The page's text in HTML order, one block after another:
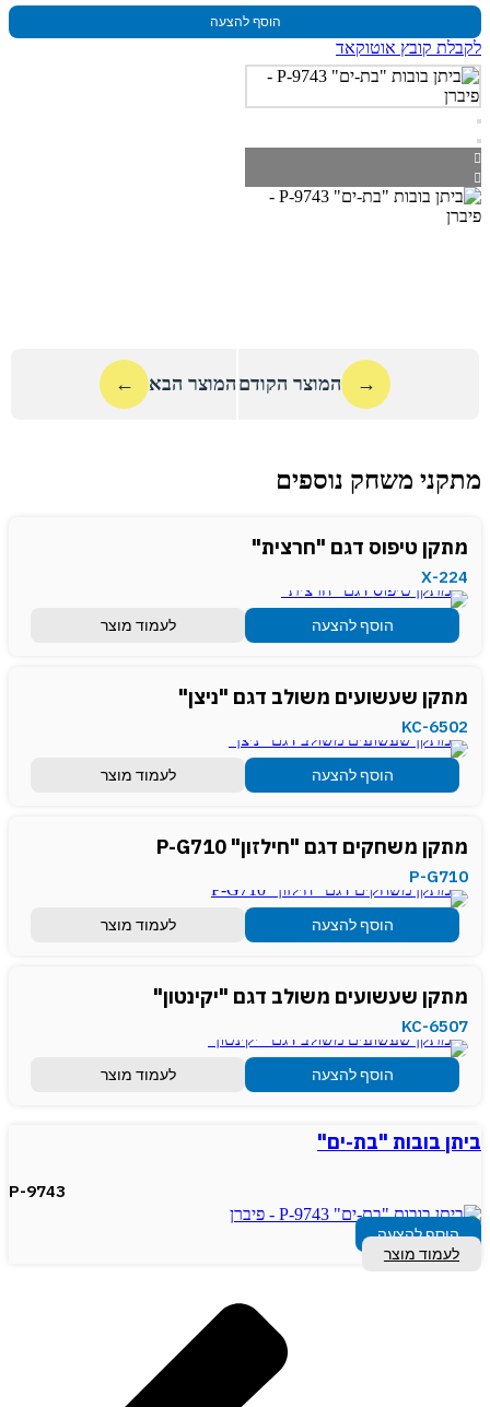
הוסף להצעה
לקבלת קובץ אוטוקאד
→ המוצר הקודםהמוצר הבא ←
מתקני משחק נוספים
מתקן טיפוס דגם "חרצית"
X-224
הוסף להצעה לעמוד מוצר
מתקן שעשועים משולב דגם "ניצן"
KC-6502
הוסף להצעה לעמוד מוצר
מתקן משחקים דגם "חילזון" P-G710
P-G710
הוסף להצעה לעמוד מוצר
מתקן שעשועים משולב דגם "יקינטון"
KC-6507
הוסף להצעה לעמוד מוצר
ביתן בובות "בת-ים"
P-9743
הוסף להצעה
לעמוד מוצר